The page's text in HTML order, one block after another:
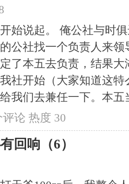
始说起。 俺公社与时
公社找一个负责人来
了本五去负责，结果
社开始（大家知道这
我们去兼任一下。本五
评论 热度 30
回响（6）